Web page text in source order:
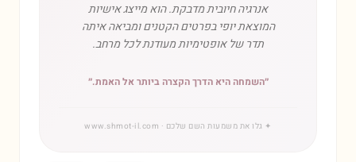
אנרגיה חיובית מדבקת. הוא מייצג אישיות
המוצאת יופי בפרטים הקטנים ומביאה איתה
תדר של אופטימיות מעודנת לכל מרחב.
״השמחה היא הדרך הקצרה ביותר אל האמת.״
✦ גלו את משמעות השם שלכם · www.shmot-il.com